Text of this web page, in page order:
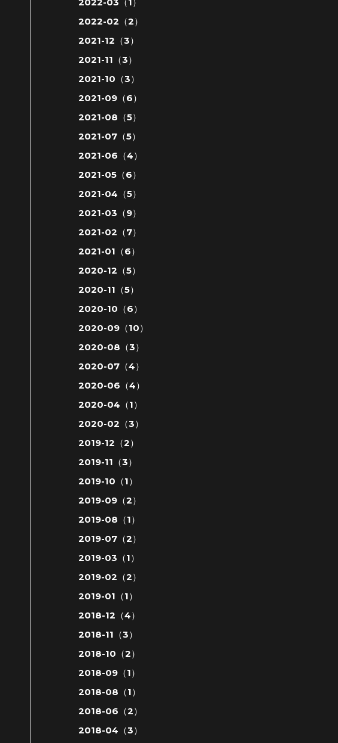
2022-02（2）
2021-12（3）
2021-11（3）
2021-10（3）
2021-09（6）
2021-08（5）
2021-07（5）
2021-06（4）
2021-05（6）
2021-04（5）
2021-03（9）
2021-02（7）
2021-01（6）
2020-12（5）
2020-11（5）
2020-10（6）
2020-09（10）
2020-08（3）
2020-07（4）
2020-06（4）
2020-04（1）
2020-02（3）
2019-12（2）
2019-11（3）
2019-10（1）
2019-09（2）
2019-08（1）
2019-07（2）
2019-03（1）
2019-02（2）
2019-01（1）
2018-12（4）
2018-11（3）
2018-10（2）
2018-09（1）
2018-08（1）
2018-06（2）
2018-04（3）